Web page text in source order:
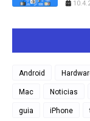
Android
Mac Noticias
guia iPhone